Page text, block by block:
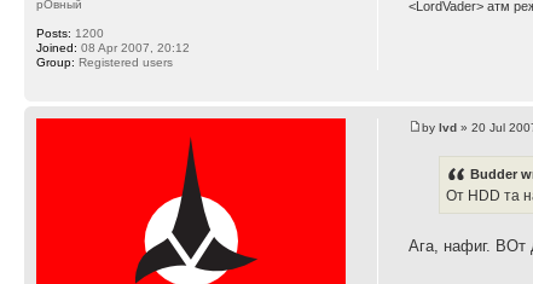
<LordVader> атм
рОвный
Posts: 1200
Joined: 08 Apr 2007, 20:12
Group: Registered users
bylvd » 20 Jul
Budder
От HDD та
Ага, нафиг. ВОт